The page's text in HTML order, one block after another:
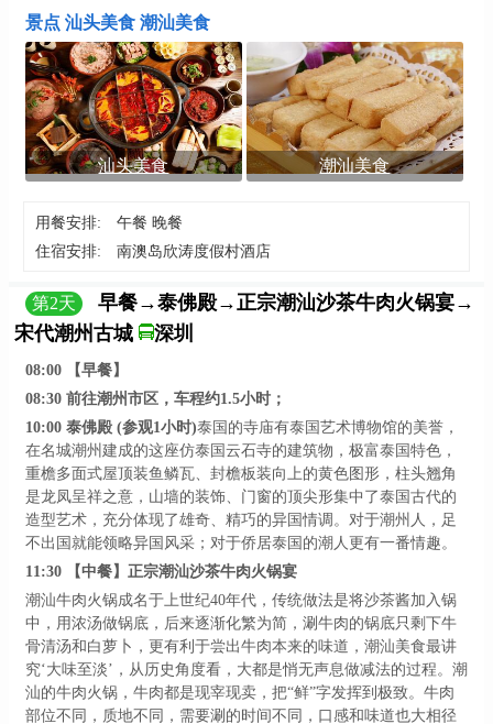
景点 汕头美食 潮汕美食
汕头美食 潮汕美食
用餐安排:
午餐 晚餐
住宿安排:
南澳岛欣涛度假村酒店
第2天
早餐→泰佛殿→正宗潮汕沙茶牛肉火锅宴→
宋代潮州古城
深圳
08:00
【早餐】
08:30 前往潮州市区，车程约1.5小时；
10:00 泰佛殿 (参观1小时)泰国的寺庙有泰国艺术博物馆的美誉，
在名城潮州建成的这座仿泰国云石寺的建筑物，极富泰国特色，
重檐多面式屋顶装鱼鳞瓦、封檐板装向上的黄色图形，柱头翘角
是龙凤呈祥之意，山墙的装饰、门窗的顶尖形集中了泰国古代的
造型艺术，充分体现了雄奇、精巧的异国情调。对于潮州人，足
不出国就能领略异国风采；对于侨居泰国的潮人更有一番情趣。
11:30
【中餐】正宗潮汕沙茶牛肉火锅宴
潮汕牛肉火锅成名于上世纪40年代，传统做法是将沙茶酱加入锅
中，用浓汤做锅底，后来逐渐化繁为简，涮牛肉的锅底只剩下牛
骨清汤和白萝卜，更有利于尝出牛肉本来的味道，潮汕美食最讲
究‘大味至淡’，从历史角度看，大都是悄无声息做减法的过程。 潮
汕的牛肉火锅，牛肉都是现宰现卖，把“鲜”字发挥到极致。牛肉
部位不同，质地不同，需要涮的时间不同，口感和味道也大相径